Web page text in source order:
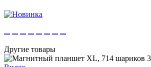
... ... ... ... ... ... ... ...
Другие товары